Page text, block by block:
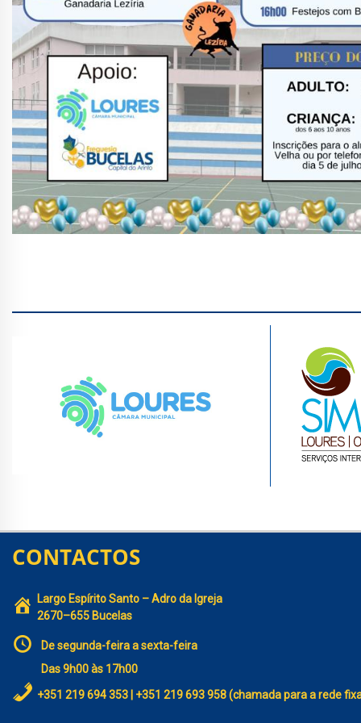
CONTACTOS
Largo Espírito Santo – Adro da Igreja
2670–655 Bucelas
De segunda-feira a sexta-feira
Das 9h00 às 17h00
+351 219 694 353 | +351 219 693 958 (chamada para a rede